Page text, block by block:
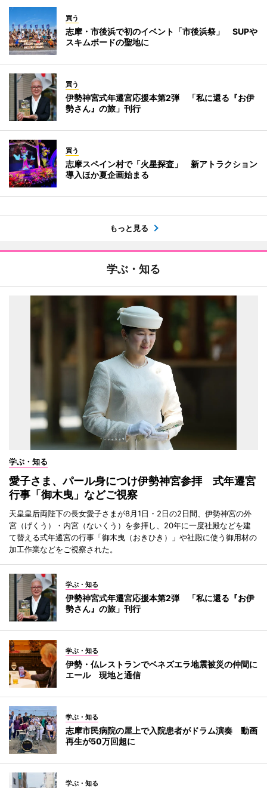
買う
志摩・市後浜で初のイベント「市後浜祭」 SUPや
スキムボードの聖地に
買う
伊勢神宮式年遷宮応援本第2弾 「私に還る『お伊
勢さん』の旅」刊行
買う
志摩スペイン村で「火星探査」 新アトラクション
導入ほか夏企画始まる
もっと見る
学ぶ・知る
学ぶ・知る
愛子さま、パール身につけ伊勢神宮参拝 式年遷宮
行事「御木曳」などご視察
天皇皇后両陛下の長女愛子さまが8月1日・2日の2日間、伊勢神宮の外
宮（げくう）・内宮（ないくう）を参拝し、20年に一度社殿などを建
て替える式年遷宮の行事「御木曳（おきひき）」や社殿に使う御用材の
加工作業などをご視察された。
学ぶ・知る
伊勢神宮式年遷宮応援本第2弾 「私に還る『お伊
勢さん』の旅」刊行
学ぶ・知る
伊勢・仏レストランでベネズエラ地震被災の仲間に
エール 現地と通信
学ぶ・知る
志摩市民病院の屋上で入院患者がドラム演奏 動画
再生が50万回超に
学ぶ・知る